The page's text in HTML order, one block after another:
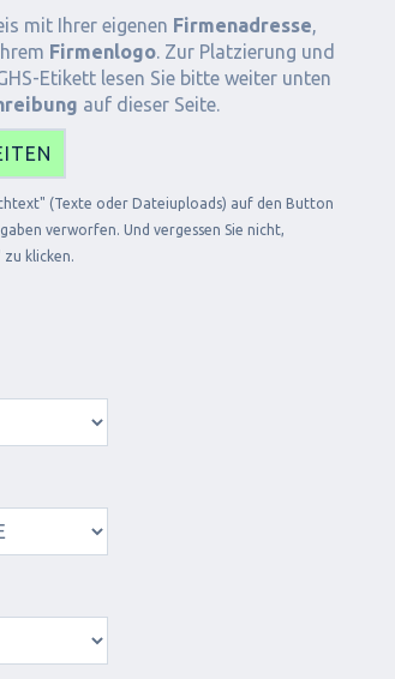
mit Ihrer eigenen Firmenadresse,
Firmenlogo. Zur Platzierung und
Etikett lesen Sie bitte weiter unten
auf dieser Seite.
(Texte oder Dateiuploads) auf den Button
verworfen. Und vergessen Sie nicht,
klicken.